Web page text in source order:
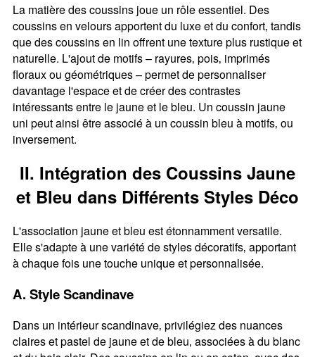
La matière des coussins joue un rôle essentiel. Des
coussins en velours apportent du luxe et du confort‚ tandis
que des coussins en lin offrent une texture plus rustique et
naturelle. L'ajout de motifs – rayures‚ pois‚ imprimés
floraux ou géométriques – permet de personnaliser
davantage l'espace et de créer des contrastes
intéressants entre le jaune et le bleu. Un coussin jaune
uni peut ainsi être associé à un coussin bleu à motifs‚ ou
inversement.
II. Intégration des Coussins Jaune
et Bleu dans Différents Styles Déco
L'association jaune et bleu est étonnamment versatile.
Elle s'adapte à une variété de styles décoratifs‚ apportant
à chaque fois une touche unique et personnalisée.
A. Style Scandinave
Dans un intérieur scandinave‚ privilégiez des nuances
claires et pastel de jaune et de bleu‚ associées à du blanc